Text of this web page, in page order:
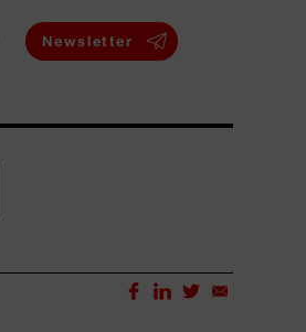
Newsletter